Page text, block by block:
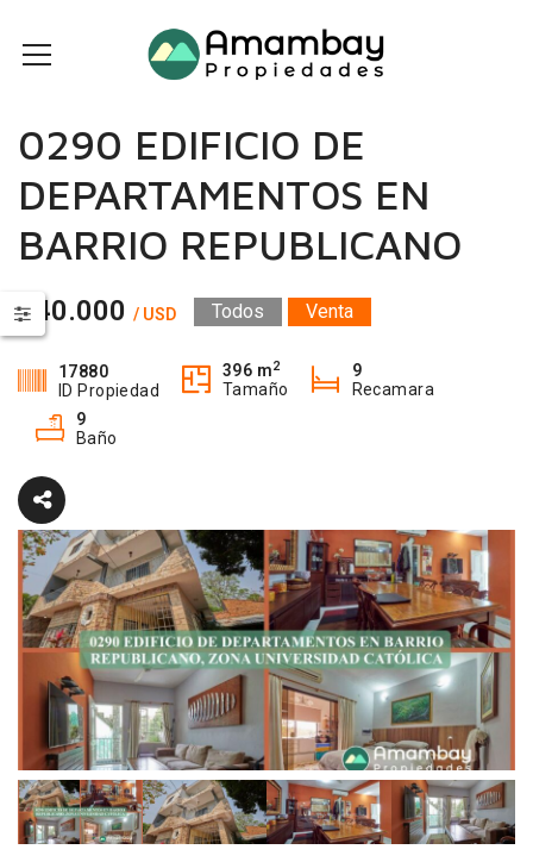
0290 EDIFICIO DE
DEPARTAMENTOS EN
BARRIO REPUBLICANO
340.000 / USD Todos Venta
17880
ID Propiedad
396 m2
Tamaño
9
Recamara
9
Baño